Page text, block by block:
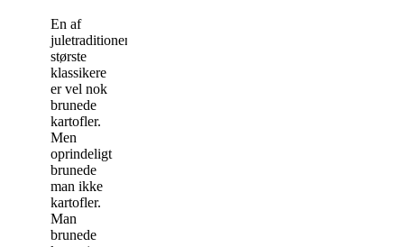
En af
juletraditionens
største
klassikere
er vel nok
brunede
kartofler.
Men
oprindeligt
brunede
man ikke
kartofler.
Man
brunede